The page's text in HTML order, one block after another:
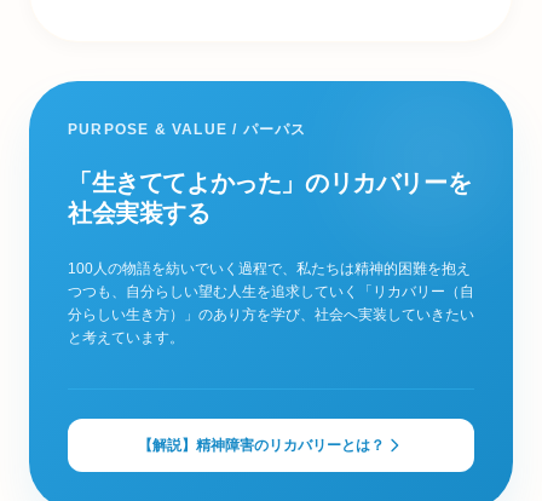
PURPOSE & VALUE / パーパス
「生きててよかった」のリカバリーを
社会実装する
100人の物語を紡いでいく過程で、私たちは精神的困難を抱え
つつも、自分らしい望む人生を追求していく「リカバリー（自
分らしい生き方）」のあり方を学び、社会へ実装していきたい
と考えています。
【解説】精神障害のリカバリーとは？